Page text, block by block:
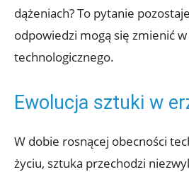
dążeniach? To pytanie
odpowiedzi mogą się zmienić
technologicznego.
Ewolucja sztuki w
W dobie rosnącej obecności
życiu, sztuka przechodzi